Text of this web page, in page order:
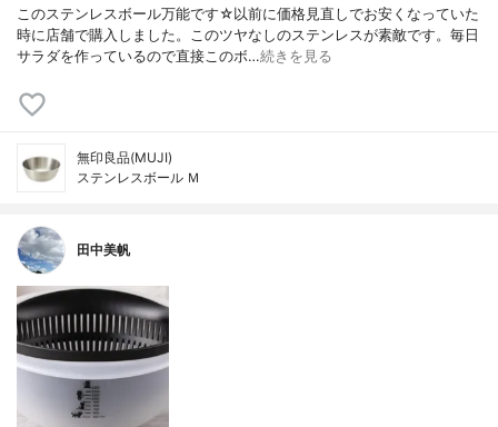
このステンレスボール万能です☆以前に価格見直しでお安くなっていた
時に店舗で購入しました。このツヤなしのステンレスが素敵です。毎日
サラダを作っているので直接このボ…続きを見る
無印良品(MUJI)
ステンレスボール Ｍ
田中美帆